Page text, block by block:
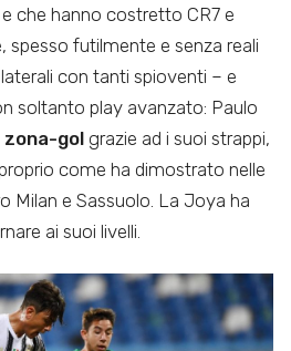
che hanno costretto CR7 e
futilmente e senza reali
con tanti spioventi – e
soltanto play avanzato: Paulo
zona-gol grazie ad i suoi strappi,
come ha dimostrato nelle
Milan e Sassuolo. La Joya ha
ai suoi livelli.